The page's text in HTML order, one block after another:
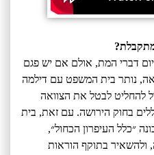
דברי המת, אולם אם יש פגם
נותר בית המשפט עם דילמה
להחליט לבטל את הצוואה
בחוק הירושה. עם זאת, בית
״כלל העיפרון הכחול״,
ולהשאיר בתוקף הוראות